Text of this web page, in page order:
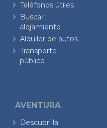
Teléfonos útiles
Buscar
alojamiento
Alquiler de autos
Transporte
público
AVENTURA
Descubrí la